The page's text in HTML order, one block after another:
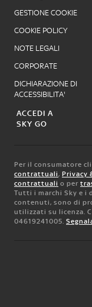
GESTIONE COOKIE
COOKIE POLICY
NOTE LEGALI
CORPORATE
DICHIARAZIONE DI
ACCESSIBILITA'
ACCEDI A
SKY GO
Per il consumatore
contrattuali, Privacy
contrattuali o per
Tutti i marchi Sky e
contenuti, sono di
utilizzati su licenza.
04619241005.